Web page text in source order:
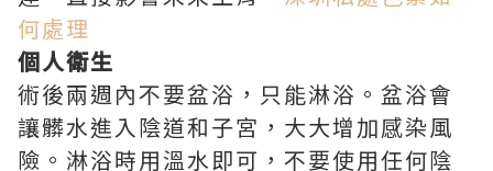
何處理
個人衛生
術後兩週內不要盆浴，只能淋浴。盆浴會
讓髒水進入陰道和子宮，大大增加感染風
險。淋浴時用溫水即可，不要使用任何陰